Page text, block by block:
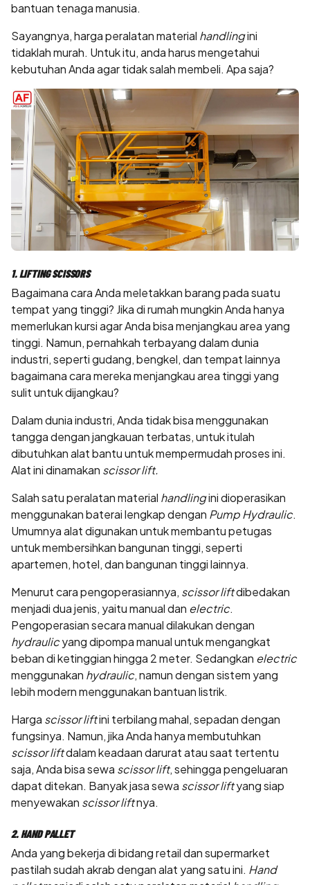
bantuan tenaga manusia.
Sayangnya, harga peralatan material handlingini
tidaklah murah. Untuk itu, anda harus mengetahui
kebutuhan Anda agar tidak salah membeli. Apa saja?
1. LIFTING SCISSORS
Bagaimana cara Anda meletakkan barang pada suatu
tempat yang tinggi? Jika di rumah mungkin Anda hanya
memerlukan kursi agar Anda bisa menjangkau area yang
tinggi. Namun, pernahkah terbayang dalam dunia
industri, seperti gudang, bengkel, dan tempat lainnya
bagaimana cara mereka menjangkau area tinggi yang
sulit untuk dijangkau?
Dalam dunia industri, Anda tidak bisa menggunakan
tangga dengan jangkauan terbatas, untuk itulah
dibutuhkan alat bantu untuk mempermudah proses ini.
Alat ini dinamakan scissor lift.
Salah satu peralatan material handlingini dioperasikan
menggunakan baterai lengkap dengan Pump Hydraulic.
Umumnya alat digunakan untuk membantu petugas
untuk membersihkan bangunan tinggi, seperti
apartemen, hotel, dan bangunan tinggi lainnya.
Menurut cara pengoperasiannya, scissor liftdibedakan
menjadi dua jenis, yaitu manualdan electric.
Pengoperasian secara manual dilakukan dengan
hydraulicyang dipompa manual untuk mengangkat
beban di ketinggian hingga 2 meter. Sedangkan electric
menggunakan hydraulic, namun dengan sistem yang
lebih modern menggunakan bantuan listrik.
Harga scissor liftini terbilang mahal, sepadan dengan
fungsinya. Namun, jika Anda hanya membutuhkan
scissor liftdalam keadaan darurat atau saat tertentu
saja, Anda bisa sewa scissor lift, sehingga pengeluaran
dapat ditekan. Banyak jasa sewa scissor liftyang siap
menyewakan scissor liftnya.
2. HAND PALLET
Anda yang bekerja di bidang retail dan supermarket
pastilah sudah akrab dengan alat yang satu ini. Hand